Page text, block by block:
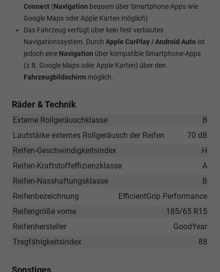
Connect (Navigation bequem über Smartphone-Apps wie
Google Maps oder Apple Karten möglich)
Das Fahrzeug verfügt über kein fest verbautes
Navigationssystem. Durch Apple CarPlay / Android Auto ist
jedoch eine Navigation über kompatible Smartphone-Apps
(z.B. Google Maps oder Apple Karten) über den
Fahrzeugbildschirm möglich.
Räder & Technik
B
Externe Rollgeräuschklasse
70 dB
Lautstärke externes Rollgeräusch der Reifen
H
Reifen-Geschwindigkeitsindex
A
Reifen-Kraftstoffeffizienzklasse
B
Reifen-Nasshaftungsklasse
EfficientGrip Performance
Reifenbezeichnung
185/65 R15
Reifengröße vorne
GoodYear
Reifenhersteller
88
Tragfähigkeitsindex
Sonstiges